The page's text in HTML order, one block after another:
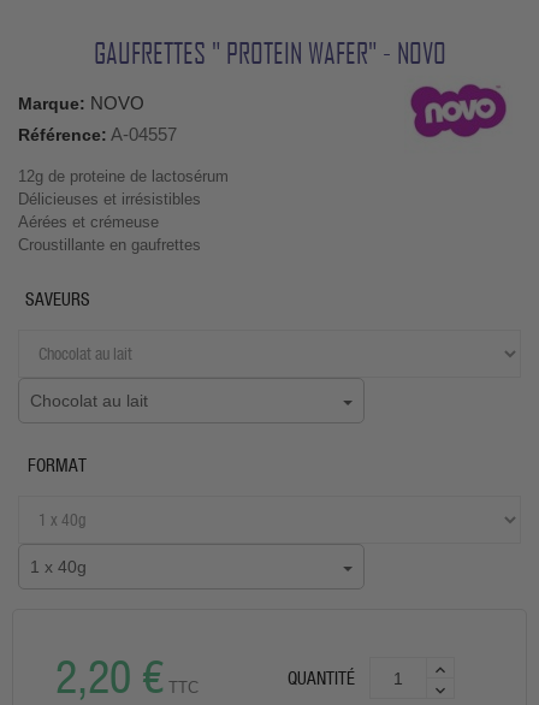
GAUFRETTES " PROTEIN WAFER" - NOVO
Marque: NOVO
Référence: A-04557
12g de proteine de lactosérum
Délicieuses et irrésistibles
Aérées et crémeuse
Croustillante en gaufrettes
SAVEURS
Chocolat au lait
FORMAT
1 x 40g
2,20 € TTC QUANTITÉ